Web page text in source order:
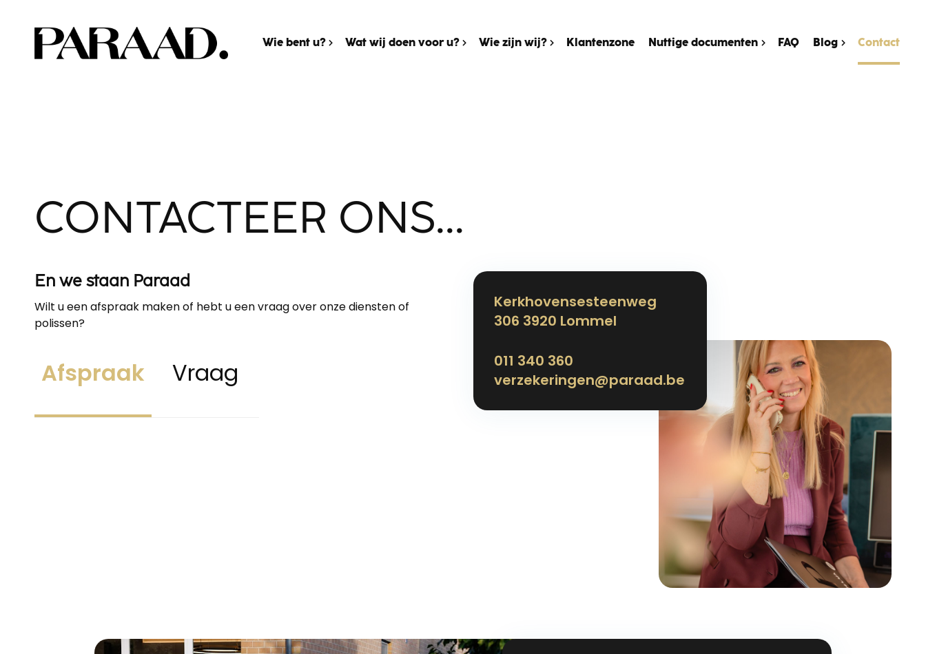
Wie bent u? Wat wij doen voor u? Wie zijn wij? Klantenzone Nuttige documenten FAQ Blog Contact
CONTACTEER ONS...
En we staan Paraad
Wilt u een afspraak maken of hebt u een vraag over onze diensten of
polissen?
Afspraak Vraag
Kerkhovensesteenweg
306 3920 Lommel
011 340 360
verzekeringen@paraad.be